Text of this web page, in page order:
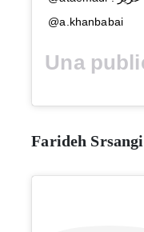
@a.khanbabai
Farideh Srsangi